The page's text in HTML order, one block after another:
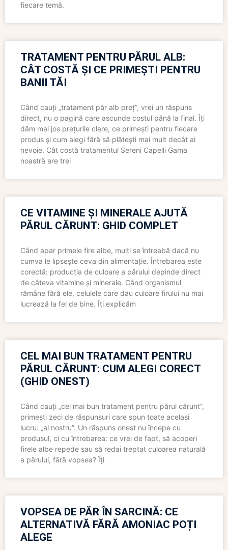
fiecare temă.
TRATAMENT PENTRU PĂRUL ALB:
CÂT COSTĂ ȘI CE PRIMEȘTI PENTRU
BANII TĂI
Când cauți „tratament păr alb preț”, vrei un răspuns
direct, nu o pagină care ascunde costul până la final. Îți
dăm mai jos prețurile clare, ce primești pentru fiecare
produs și cum alegi fără să plătești mai mult decât ai
nevoie. Cât costă tratamentul Sereni Capelli Gama
noastră are trei
CE VITAMINE ȘI MINERALE AJUTĂ
PĂRUL CĂRUNT: GHID COMPLET
Când apar primele fire albe, mulți se întreabă dacă nu
cumva le lipsește ceva din alimentație. Întrebarea este
corectă: producția de culoare a părului depinde direct
de câteva vitamine și minerale. Când organismul
rămâne fără ele, celulele care dau culoare firului nu mai
lucrează la fel de bine. Îți explicăm
CEL MAI BUN TRATAMENT PENTRU
PĂRUL CĂRUNT: CUM ALEGI CORECT
(GHID ONEST)
Când cauți „cel mai bun tratament pentru părul cărunt”,
primești zeci de răspunsuri care spun toate același
lucru: „al nostru”. Un răspuns onest nu începe cu
produsul, ci cu întrebarea: ce vrei de fapt, să acoperi
firele albe repede sau să redai treptat culoarea naturală
a părului, fără vopsea? Îți
VOPSEA DE PĂR ÎN SARCINĂ: CE
ALTERNATIVĂ FĂRĂ AMONIAC POȚI
ALEGE